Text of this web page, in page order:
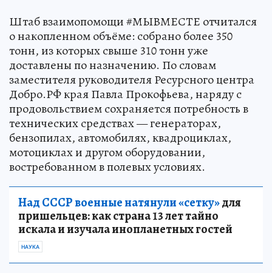
Штаб взаимопомощи #МЫВМЕСТЕ отчитался
о накопленном объёме: собрано более 350
тонн, из которых свыше 310 тонн уже
доставлены по назначению. По словам
заместителя руководителя Ресурсного центра
Добро.РФ края Павла Прокофьева, наряду с
продовольствием сохраняется потребность в
технических средствах — генераторах,
бензопилах, автомобилях, квадроциклах,
мотоциклах и другом оборудовании,
востребованном в полевых условиях.
Над СССР военные натянули «сетку»для
пришельцев: как страна 13 лет тайно
искала и изучала инопланетных гостей
НАУКА